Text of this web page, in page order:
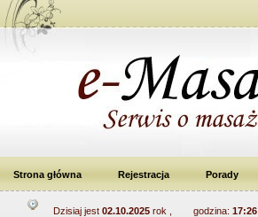
Strona główna Rejestracja Porady
Dzisiaj jest 02.10.2025 rok , godzina: 17:26